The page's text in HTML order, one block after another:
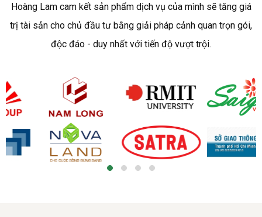
Hoàng Lam cam kết sản phẩm dịch vụ của mình sẽ tăng giá
trị tài sản cho chủ đầu tư bằng giải pháp cảnh quan trọn gói,
độc đáo - duy nhất với tiến độ vượt trội.